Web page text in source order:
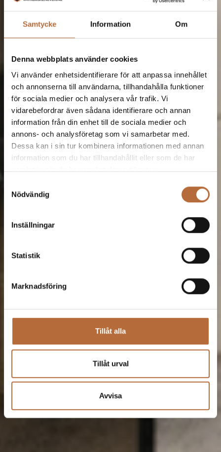
Samtycke Information Om
Denna webbplats använder cookies
Vi använder enhetsidentifierare för att anpassa innehållet
och annonserna till användarna, tillhandahålla funktioner
för sociala medier och analysera vår trafik. Vi
vidarebefordrar även sådana identifierare och annan
information från din enhet till de sociala medier och
annons- och analysföretag som vi samarbetar med.
Dessa kan i sin tur kombinera informationen med annan
information som du har tillhandahållit eller som de har
samlat in när du har använt deras tjänster.
Nödvändig
Inställningar
Statistik
Marknadsföring
Tillåt alla
Tillåt urval
Avvisa